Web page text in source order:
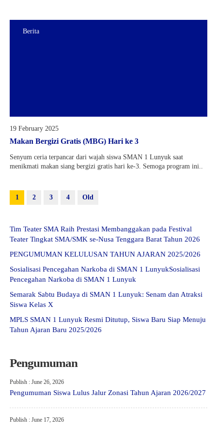
Berita
19 February 2025
Makan Bergizi Gratis (MBG) Hari ke 3
Senyum ceria terpancar dari wajah siswa SMAN 1 Lunyuk saat
menikmati makan siang bergizi gratis hari ke-3. Semoga program ini..
1 2 3 4 Old
Tim Teater SMA Raih Prestasi Membanggakan pada Festival
Teater Tingkat SMA/SMK se-Nusa Tenggara Barat Tahun 2026
PENGUMUMAN KELULUSAN TAHUN AJARAN 2025/2026
Sosialisasi Pencegahan Narkoba di SMAN 1 LunyukSosialisasi
Pencegahan Narkoba di SMAN 1 Lunyuk
Semarak Sabtu Budaya di SMAN 1 Lunyuk: Senam dan Atraksi
Siswa Kelas X
MPLS SMAN 1 Lunyuk Resmi Ditutup, Siswa Baru Siap Menuju
Tahun Ajaran Baru 2025/2026
Pengumuman
Publish : June 26, 2026
Pengumuman Siswa Lulus Jalur Zonasi Tahun Ajaran 2026/2027
Publish : June 17, 2026